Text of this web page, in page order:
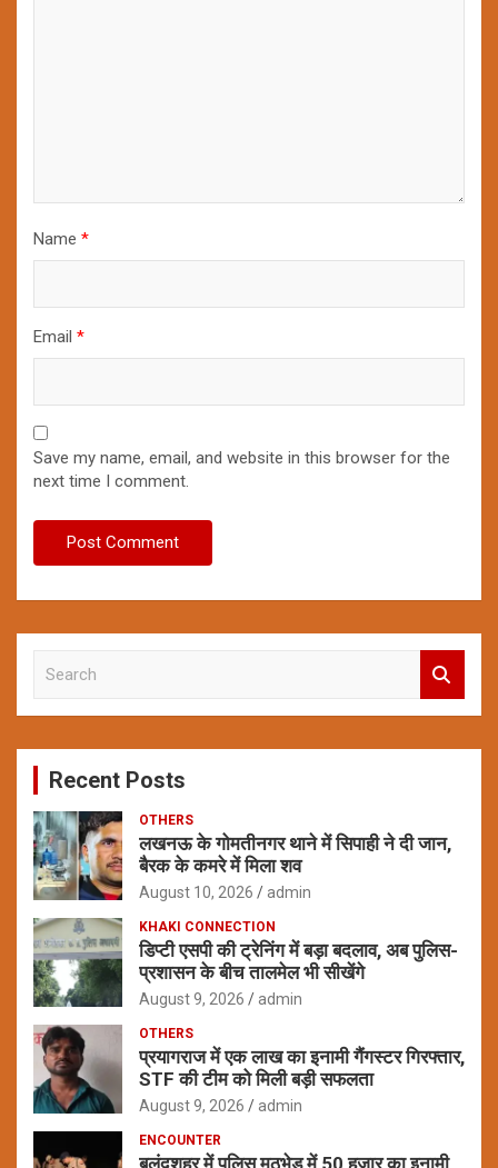
Name *
Email *
Save my name, email, and website in this browser for the
next time I comment.
c
Recent Posts
OTHERS
लखनऊ के गोमतीनगर थाने में सिपाही ने दी जान,
बैरक के कमरे में मिला शव
August 10, 2026 admin
KHAKI CONNECTION
डिप्टी एसपी की ट्रेनिंग में बड़ा बदलाव, अब पुलिस-
प्रशासन के बीच तालमेल भी सीखेंगे
August 9, 2026 admin
OTHERS
प्रयागराज में एक लाख का इनामी गैंगस्टर गिरफ्तार,
STF की टीम को मिली बड़ी सफलता
August 9, 2026 admin
ENCOUNTER
बुलंदशहर में पुलिस मुठभेड़ में 50 हजार का इनामी